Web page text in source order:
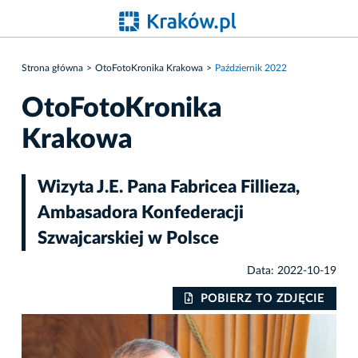
Strona główna OtoFotoKronika Krakowa Październik 2022
OtoFotoKronika
Krakowa
Wizyta J.E. Pana Fabricea Fillieza,
Ambasadora Konfederacji
Szwajcarskiej w Polsce
Data: 2022-10-19
POBIERZ TO ZDJĘCIE